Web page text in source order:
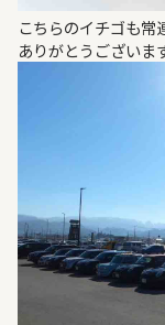
こちらのイチゴも常
ありがとうございま